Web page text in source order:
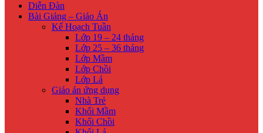
Diễn Đàn
Bài Giảng – Giáo Án
Kế Hoạch Tuần
Lớp 19 – 24 tháng
Lớp 25 – 36 tháng
Lớp Mầm
Lớp Chồi
Lớp Lá
Giáo án ứng dụng
Nhà Trẻ
Khối Mầm
Khối Chồi